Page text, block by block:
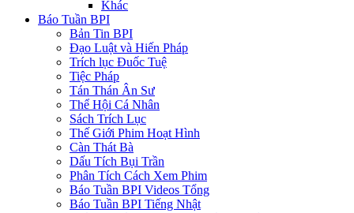
Khác
Báo Tuần BPI
Bản Tin BPI
Đạo Luật và Hiến Pháp
Trích lục Đuốc Tuệ
Tiệc Pháp
Tán Thán Ân Sư
Thể Hội Cá Nhân
Sách Trích Lục
Thế Giới Phim Hoạt Hình
Càn Thát Bà
Dấu Tích Bụi Trần
Phân Tích Cách Xem Phim
Báo Tuần BPI Videos Tổng
Báo Tuần BPI Tiếng Nhật